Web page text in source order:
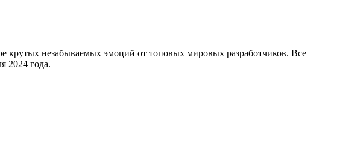
незабываемых эмоций от топовых мировых разработчиков. Все
2024 года.